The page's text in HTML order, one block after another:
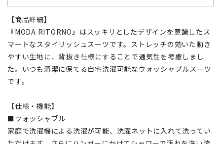
【商品詳細】
『MODA RITORNO』はスッキリとしたデザインを意識したス
マートなスタイリッシュスーツです。ストレッチの効いた動き
やすい生地に、背抜き仕様にすることで通気性を考慮しまし
た。いつも清潔に保てる自宅洗濯可能なウォッシャブルスーツ
です。
【仕様・機能】
■ウォッシャブル
家庭で洗濯機による洗濯が可能、洗濯ネットに入れて洗ってい